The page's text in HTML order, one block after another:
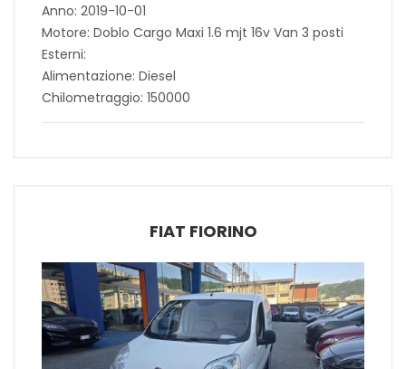
Anno: 2019-10-01
Motore: Doblo Cargo Maxi 1.6 mjt 16v Van 3 posti
Esterni:
Alimentazione: Diesel
Chilometraggio: 150000
FIAT FIORINO